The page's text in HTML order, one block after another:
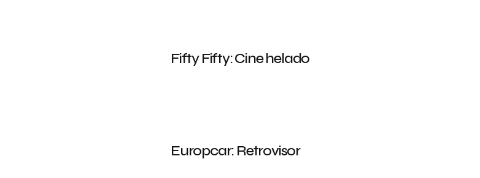
Fifty Fifty: Cine helado
Europcar: Retrovisor